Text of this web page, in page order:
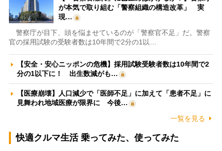
が本気で取り組む「警察組織の構造改革」 実
現…
警察庁が目下、頭を悩ませているのが「警察官不足」だ。警察
官の採用試験の受験者数は10年間で2分の1以…
【安全・安心ニッポンの危機】採用試験受験者数は10年間で2
分の1以下に！ 出生数減がも…
【医療崩壊】人口減少で「医師不足」に加えて「患者不足」に
見舞われ地域医療が限界に 今後…
一覧を見る
快適クルマ生活 乗ってみた、使ってみた